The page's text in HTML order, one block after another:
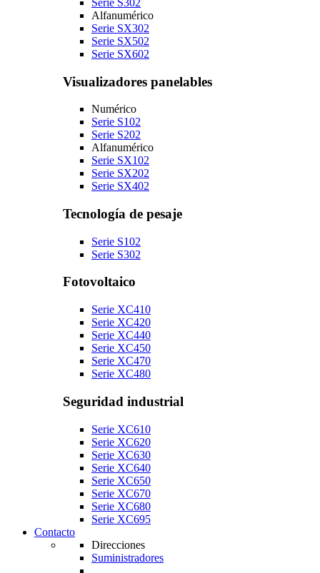
Alfanumérico
Serie SX302
Serie SX502
Serie SX602
Visualizadores panelables
Numérico
Serie S102
Serie S202
Alfanumérico
Serie SX102
Serie SX202
Serie SX402
Tecnología de pesaje
Serie S102
Serie S302
Fotovoltaico
Serie XC410
Serie XC420
Serie XC440
Serie XC450
Serie XC470
Serie XC480
Seguridad industrial
Serie XC610
Serie XC620
Serie XC630
Serie XC640
Serie XC650
Serie XC670
Serie XC680
Serie XC695
Contacto
Direcciones
Suministradores